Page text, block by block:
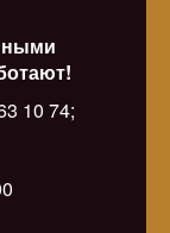
10 74;